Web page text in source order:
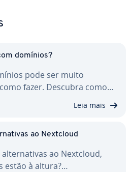
domínios?
pode ser muito
fazer. Descubra como…
Leia mais
ao Nextcloud
ao Nextcloud,
estão à altura?…